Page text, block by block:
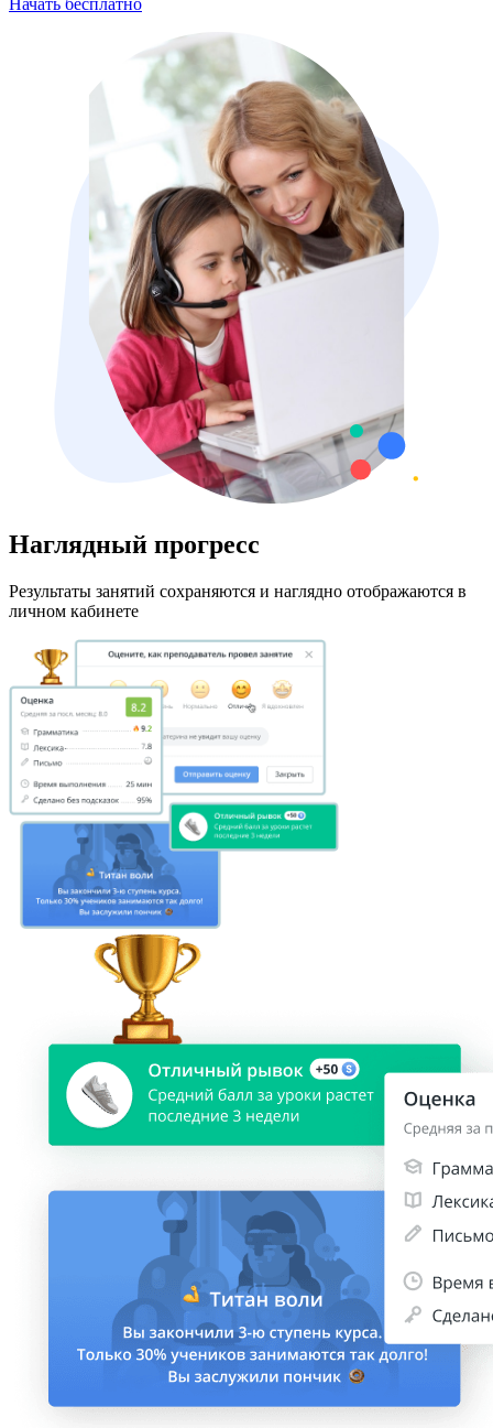
Начать бесплатно
Наглядный прогресс
Результаты занятий сохраняются и наглядно отображаются в
личном кабинете